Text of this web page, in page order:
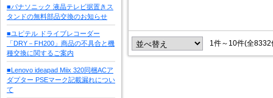
■パナソニック 液晶テレビ据置きス
タンドの無料部品交換のお知らせ
■ユピテル ドライブレコーダー
「DRY－FH200」商品の不具合と機
種交換に関するご案内
■Lenovo ideapad Miix 320同梱ACア
ダプター PSEマーク記載漏れについ
て
1件～10件(全